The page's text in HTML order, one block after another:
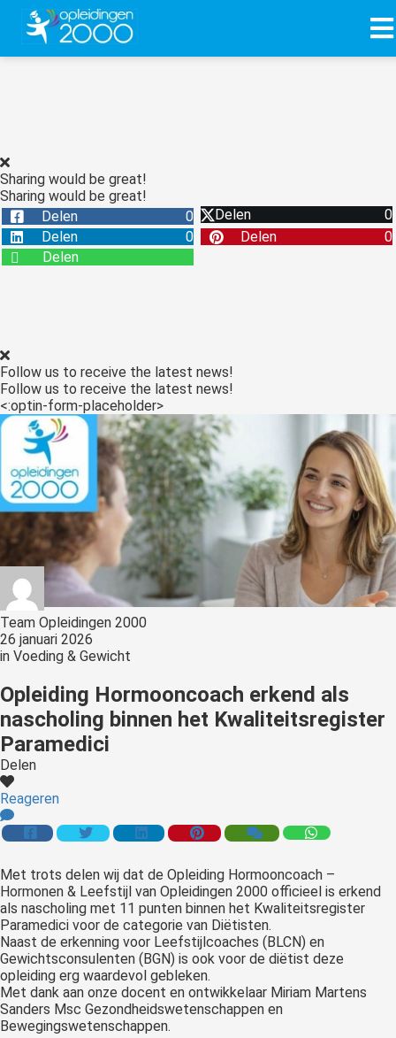
Sharing would be great!
Sharing would be great!
Delen
0 Delen
0
Delen
0 Delen
0
Delen
Follow us to receive the latest news!
Follow us to receive the latest news!
<:optin-form-placeholder>
Team Opleidingen 2000
26 januari 2026
in Voeding & Gewicht
Opleiding Hormooncoach erkend als
nascholing binnen het Kwaliteitsregister
Paramedici
Delen
Reageren
Met trots delen wij dat de Opleiding Hormooncoach –
Hormonen & Leefstijl van Opleidingen 2000 officieel is erkend
als nascholing met 11 punten binnen het Kwaliteitsregister
Paramedici voor de categorie van Diëtisten.
Naast de erkenning voor Leefstijlcoaches (BLCN) en
Gewichtsconsulenten (BGN) is ook voor de diëtist deze
opleiding erg waardevol gebleken.
Met dank aan onze docent en ontwikkelaar Miriam Martens
Sanders Msc Gezondheidswetenschappen en
Bewegingswetenschappen.
zijn
deze
kan de
niet
worden
om
te
over
van
op
gebruikt
te
de
Hierdoor
van